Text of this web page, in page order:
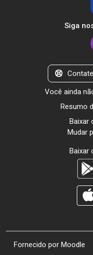
Siga
Você ainda
Resumo
Baixar
Mudar
Baixar
Fornecido por Moodle